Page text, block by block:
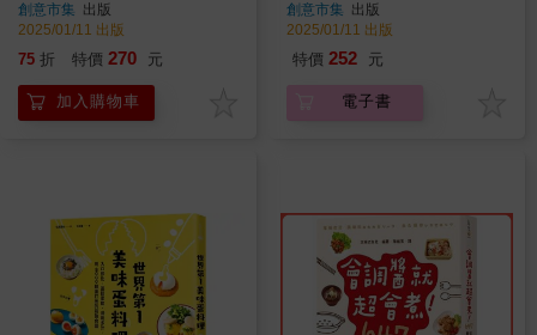
食譜(二版)
創意市集 出版
2025/01/11 出版
75 折 特價 270 元
加入購物車
打出的最強食譜
創意市集 出版
2025/01/11 出版
特價 252 元
電子書